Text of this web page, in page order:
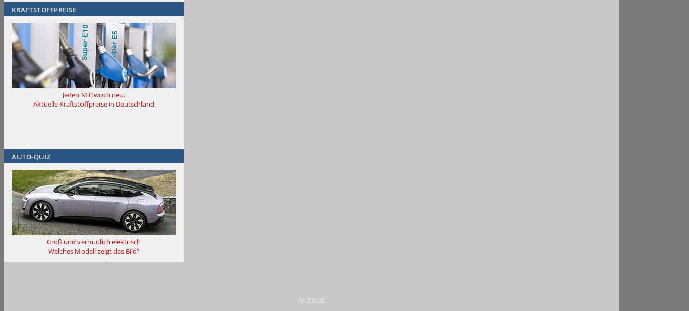
KRAFTSTOFFPREISE
Jeden Mittwoch neu:
Aktuelle Kraftstoffpreise in Deutschland
AUTO-QUIZ
Groß und vermutlich elektrisch
Welches Modell zeigt das Bild?
ANZEIGE